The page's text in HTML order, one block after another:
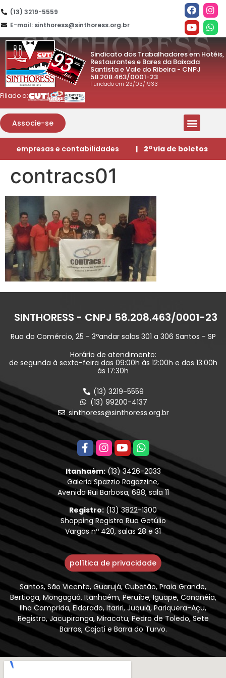
(13) 3219-5559
E-mail: sinthoress@sinthoress.org.br
Sindicato dos Trabalhadores em Hotéis,
Restaurantes e Bares da Baixada
Santista e Vale do Ribeira - CNPJ
58.208.463/0001-23
Fundado em 23/03/1933
Filiado a:
Associe-se
empresas e contabilidades | 2ª via de boletos
contracs01
SINTHORESS - CNPJ 58.208.463/0001-23
Rua do Comércio, 25 - 3ºandar salas 301 a 306 Santos - SP
Horário de atendimento:
de segunda à sexta-feira das 09:00h às 12:00h e das 13:00h
às 17:30h
(13) 3219-5559
(13) 99200-4137
sinthoress@sinthoress.org.br
Itanhaém:(13) 3426-2033
Galeria Spazzio Ragazzine,
Avenida Rui Barbosa, 688, sala 11
Registro:(13) 3822-1300
Shopping Registro Rua Getúlio
Vargas nº 420, salas 28 e 31
política de privacidade
Santos, São Vicente, Guarujá, Cubatão, Praia Grande,
Bertioga, Mongaguá, Itanhaém, Peruíbe, Iguape, Cananéia,
Ilha Comprida, Eldorado, Itariri, Juquiá, Pariquera-Açu,
Registro, Jacupiranga, Miracatu, Pedro de Toledo, Sete
Barras, Cajati e Barra do Turvo.